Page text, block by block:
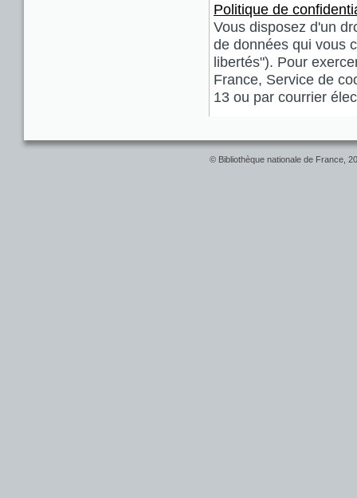
Politique de
Vous disposez d'un
de données qui vous
libertés"). Pour
France, Service de
13 ou par courrier
© Bibliothèque nationale de France,